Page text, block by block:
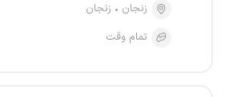
زنجان
زنجان
تمام وقت